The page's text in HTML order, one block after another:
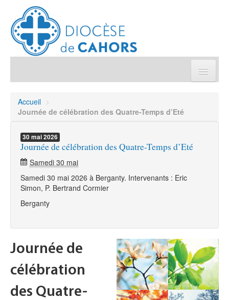
Sanctuaires & Pélerinages
Agenda diocésain
Je donne
Annuaire/Contact
Accueil >
Journée de célébration des Quatre-Temps d’Eté
30 mai2026
Journée de célébration des Quatre-Temps d’Eté
Samedi 30 mai
Samedi 30 mai 2026 à Berganty. Intervenants : Eric
Simon, P. Bertrand Cormier
Berganty
Journée de
célébration
des Quatre-